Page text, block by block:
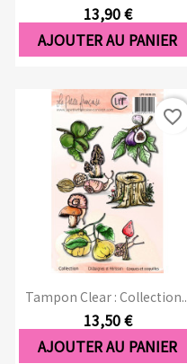
13,90 €
AJOUTER AU PANIER
Tampon Clear :
13,50 €
AJOUTER AU PANIER
favorite_border